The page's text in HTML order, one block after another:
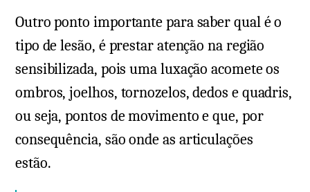
Outro ponto importante para saber qual é o
tipo de lesão, é prestar atenção na região
sensibilizada, pois uma luxação acomete os
ombros, joelhos, tornozelos, dedos e quadris,
ou seja, pontos de movimento e que, por
consequência, são onde as articulações
estão.